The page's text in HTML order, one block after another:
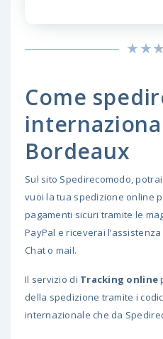
Come
Bordeaux
Sul sito Spedirecomodo,
vuoi la tua spedizione online
pagamenti sicuri tramite le
PayPal e riceverai
Chat o mail.
Il servizio di Tracking online
della spedizione tramite i
internazionale che da